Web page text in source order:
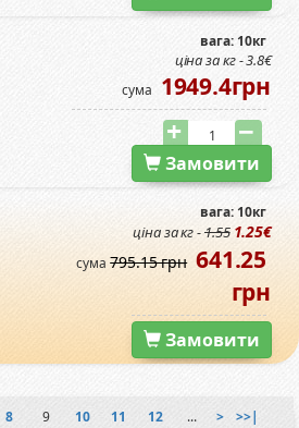
вага: 10кг
ціна за кг - 3.8€
сума 1949.4грн
Замовити
вага: 10кг
ціна за кг -1.55 1.25€
сума795.15 грн 641.25
грн
Замовити
8 9 10 11 12 ... > >>|